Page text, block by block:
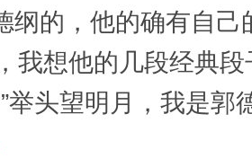
纲的，他的确有自
我想他的几段经典
举头望明月，我是郭